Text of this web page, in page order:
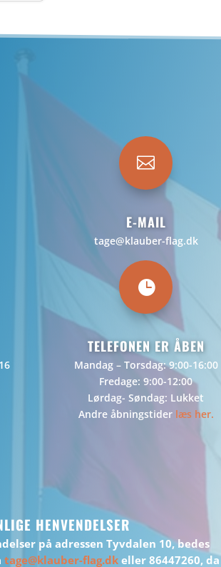

E-MAIL
tage@klauber-flag.dk

TELEFONEN ER ÅBEN
Mandag – Torsdag: 9:00-16:00
Fredage: 9:00-12:00
Lørdag- Søndag: Lukket
Andre åbningstider læs her.
HENVENDELSER
på adressen Tyvdalen 10, bedes
tage@klauber-flag.dk eller 86447260, da